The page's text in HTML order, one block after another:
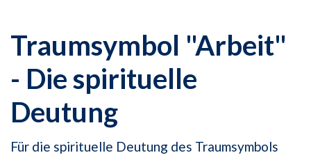
Traumsymbol "Arbeit"
- Die spirituelle
Deutung
Für die spirituelle Deutung des Traumsymbols